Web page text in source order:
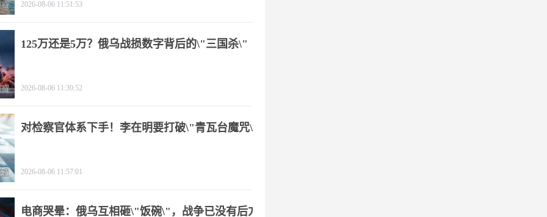
2026-08-06 11:51:53
125万还是5万？俄乌战损数字背后的\"三国杀\"
2026-08-06 11:39:52
对检察官体系下手！李在明要打破\"青瓦台魔咒\"
2026-08-06 11:57:01
电商哭晕：俄乌互相砸\"饭碗\"，战争已没有后方